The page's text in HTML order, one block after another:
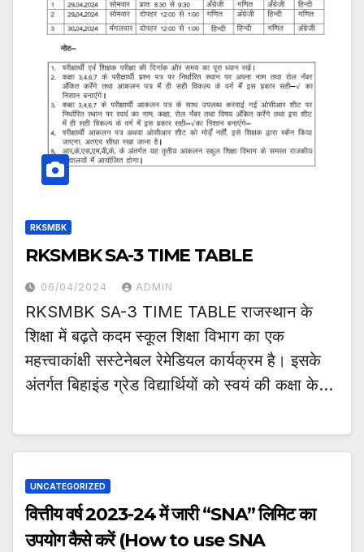
RKSMBK
RKSMBK SA-3 TIME TABLE
06/04/2024 ADMIN
RKSMBK SA-3 TIME TABLE राजस्थान के
शिक्षा में बढ़ते कदम स्कूल शिक्षा विभाग का एक
महत्त्वाकांक्षी सस्टेनेबल रेमेडियल कार्यक्रम है। इसके
अंतर्गत बिहाइंड ग्रेड विद्यार्थियों को स्वयं की कक्षा के…
UNCATEGORIZED
वित्तीय वर्ष 2023-24 में जारी “SNA” लिमिट का
उपयोग कैसे करें (How to use SNA